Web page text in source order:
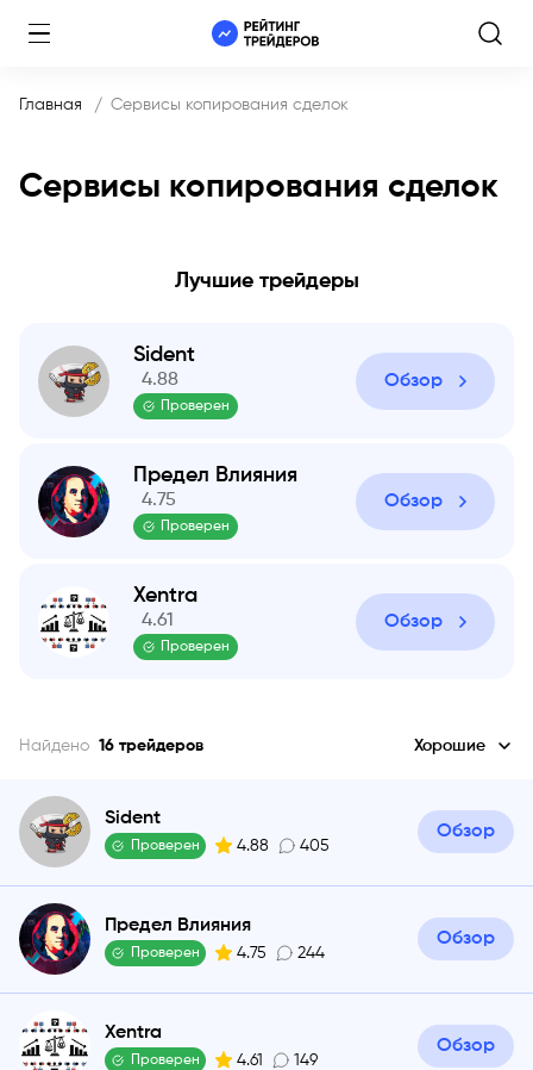
Главная Сервисы копирования сделок
Сервисы копирования сделок
Лучшие трейдеры
Sident
4.88
Проверен
Обзор
Предел Влияния
4.75
Проверен
Обзор
Xentra
4.61
Проверен
Обзор
Найдено 16 трейдеров Хорошие
Sident
Проверен 4.88 405
Обзор
Предел Влияния
Проверен 4.75 244
Обзор
Xentra
Проверен 4.61 149
Обзор